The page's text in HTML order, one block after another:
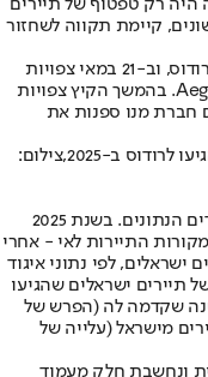
היה רק טפטוף של תיירים
קיימת תקווה לשחזור
כבר כעת פועלות טיסות של אל על וישראייר לרודוס, וב-21 במאי צפויות
לחזור טיסות של חברת התעופה היוונית Aegean. בהמשך הקיץ צפויות
17 במאי תחדש גם חברת מנו ספנות את
המספר הגבוה ביותר של תיירים ישראלים שהגיעו לרודוס ב-2025,צילום:
על גודל התלות של רודוס בשוק הישראלי מעידים הנתונים. בשנת 2025
התיירות לאי - אחרי
, לפי נתוני איגוד
תיירים ישראלים שהגיעו
8.24% בהשוואה לשנה שקדמה לה (הפרש של
בשנת 2024 הגיעו 140,048 תיירים מישראל (עלייה של
ונחשבת חלק מעמוד